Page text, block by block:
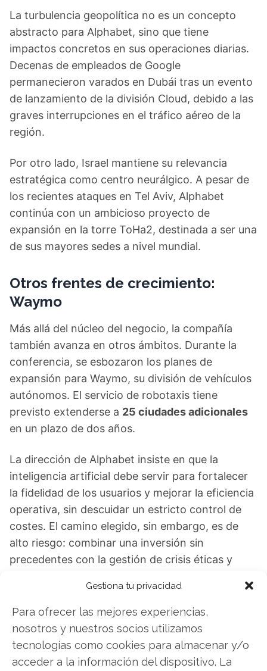
Gestiona tu privacidad
Para ofrecer las mejores experiencias,
nosotros y nuestros socios utilizamos
tecnologías como cookies para almacenar y/o
acceder a la información del dispositivo. La
La turbulencia geopolítica no es un concepto
abstracto para Alphabet, sino que tiene
impactos concretos en sus operaciones diarias.
Decenas de empleados de Google
permanecieron varados en Dubái tras un evento
de lanzamiento de la división Cloud, debido a las
graves interrupciones en el tráfico aéreo de la
región.
Por otro lado, Israel mantiene su relevancia
estratégica como centro neurálgico. A pesar de
los recientes ataques en Tel Aviv, Alphabet
continúa con un ambicioso proyecto de
expansión en la torre ToHa2, destinada a ser una
de sus mayores sedes a nivel mundial.
Otros frentes de crecimiento:
Waymo
Más allá del núcleo del negocio, la compañía
también avanza en otros ámbitos. Durante la
conferencia, se esbozaron los planes de
expansión para Waymo, su división de vehículos
autónomos. El servicio de robotaxis tiene
previsto extenderse a 25 ciudades adicionales
en un plazo de dos años.
La dirección de Alphabet insiste en que la
inteligencia artificial debe servir para fortalecer
la fidelidad de los usuarios y mejorar la eficiencia
operativa, sin descuidar un estricto control de
costes. El camino elegido, sin embargo, es de
alto riesgo: combinar una inversión sin
precedentes con la gestión de crisis éticas y
Alphabet: ¿Comprar o vender? El nuevo
Análisis de Alphabet del 7 de agosto tiene la
respuesta: